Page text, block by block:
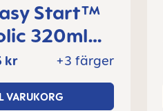
Start™
320ml
4+
1 del
+3 färger
kr
VARUKORG